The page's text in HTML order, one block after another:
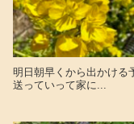
明日朝早くから出かける
送っていって家に...